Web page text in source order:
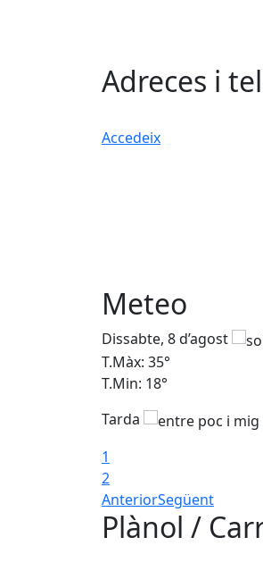
Adreces i
Accedeix
Meteo
Dissabte, 8 d’agost
T.Màx: 35°
T.Min: 18°
Tarda
1
2
AnteriorSegüent
Plànol /